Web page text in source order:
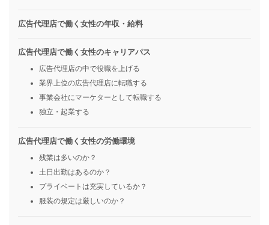
広告代理店で働く女性の年収・給料
広告代理店で働く女性のキャリアパス
広告代理店の中で役職を上げる
業界上位の広告代理店に転職する
事業会社にマーケターとして転職する
独立・起業する
広告代理店で働く女性の労働環境
残業は多いのか？
土日出勤はあるのか？
プライベートは充実しているか？
服装の規定は厳しいのか？